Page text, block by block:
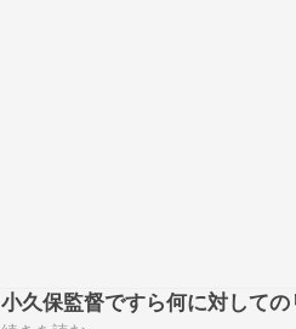
小久保監督ですら何に対して